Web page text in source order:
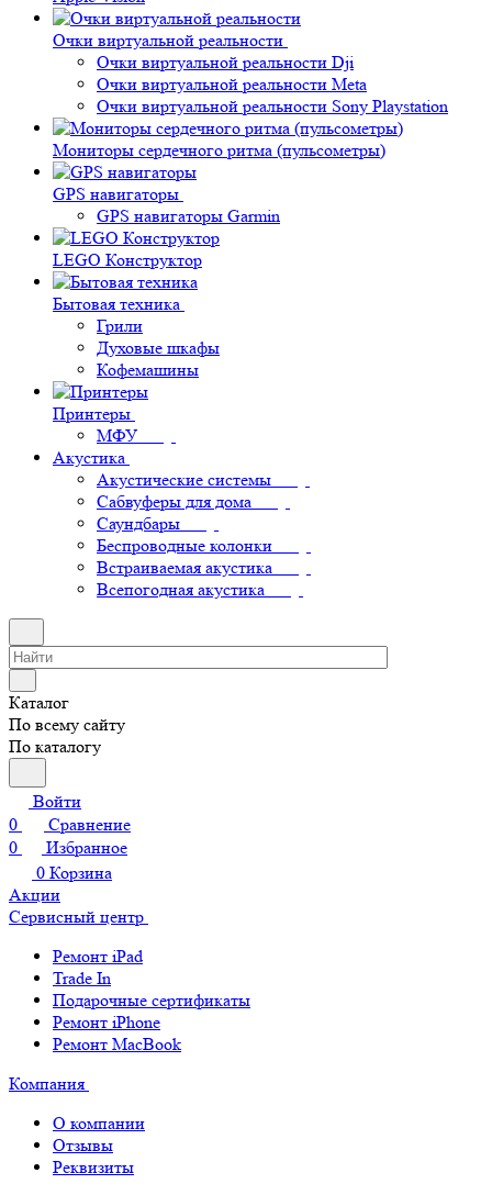
Очки виртуальной реальности
Очки виртуальной реальности Dji
Очки виртуальной реальности Meta
Очки виртуальной реальности Sony Playstation
Мониторы сердечного ритма (пульсометры)
GPS навигаторы
GPS навигаторы Garmin
LEGO Конструктор
Бытовая техника
Грили
Духовые шкафы
Кофемашины
Принтеры
МФУ
Акустика
Акустические системы
Сабвуферы для дома
Саундбары
Беспроводные колонки
Встраиваемая акустика
Всепогодная акустика
Каталог
По всему сайту
По каталогу
Войти
0
Сравнение
0
Избранное
0 Корзина
Акции
Сервисный центр
Ремонт iPad
Trade In
Подарочные сертификаты
Ремонт iPhone
Ремонт MacBook
Компания
О компании
Отзывы
Реквизиты